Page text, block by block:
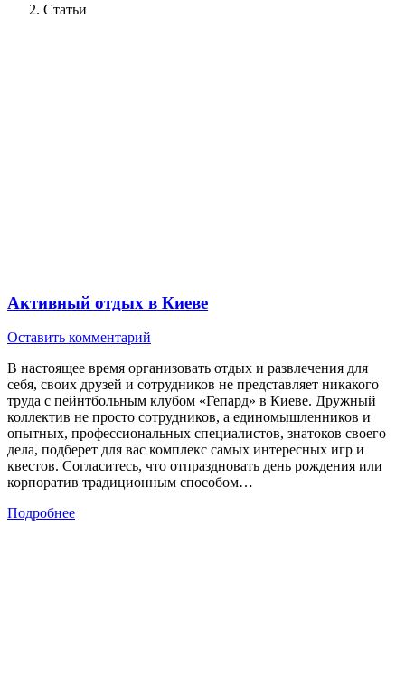
Статьи
Активный отдых в Киеве
Оставить комментарий
В настоящее время организовать отдых и развлечения для
себя, своих друзей и сотрудников не представляет никакого
труда с пейнтбольным клубом «Гепард» в Киеве. Дружный
коллектив не просто сотрудников, а единомышленников и
опытных, профессиональных специалистов, знатоков своего
дела, подберет для вас комплекс самых интересных игр и
квестов. Согласитесь, что отпраздновать день рождения или
корпоратив традиционным способом…
Подробнее